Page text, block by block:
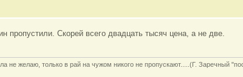
пропустили. Скорей всего двадцать тысяч цена, а не две.
не желаю, только в рай на чужом никого не пропускают.....(Г. Заречный